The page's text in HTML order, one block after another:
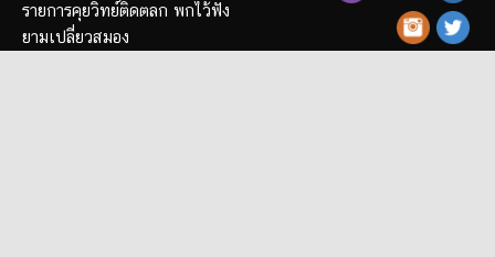
รายการคุยวิทย์ติดตลก พกไว้ฟัง
ยามเปลี่ยวสมอง